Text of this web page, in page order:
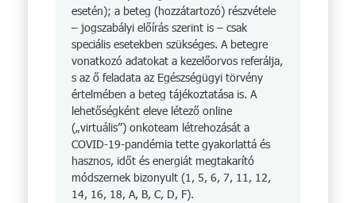
esetén); a beteg (hozzátartozó) részvétele
– jogszabályi előírás szerint is – csak
speciális esetekben szükséges. A betegre
vonatkozó adatokat a kezelőorvos referálja,
s az ő feladata az Egészségügyi törvény
értelmében a beteg tájékoztatása is. A
lehetőségként eleve létező online
(„virtuális”) onkoteam létrehozását a
COVID-19-pandémia tette gyakorlattá és
hasznos, időt és energiát megtakarító
módszernek bizonyult (1, 5, 6, 7, 11, 12,
14, 16, 18, A, B, C, D, F).